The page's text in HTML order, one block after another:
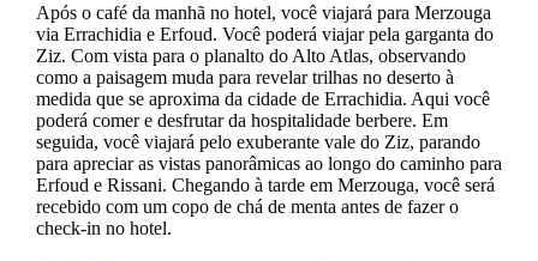
Após o café da manhã no hotel, você viajará para Merzouga
via Errachidia e Erfoud. Você poderá viajar pela garganta do
Ziz. Com vista para o planalto do Alto Atlas, observando
como a paisagem muda para revelar trilhas no deserto à
medida que se aproxima da cidade de Errachidia. Aqui você
poderá comer e desfrutar da hospitalidade berbere. Em
seguida, você viajará pelo exuberante vale do Ziz, parando
para apreciar as vistas panorâmicas ao longo do caminho para
Erfoud e Rissani. Chegando à tarde em Merzouga, você será
recebido com um copo de chá de menta antes de fazer o
check-in no hotel.